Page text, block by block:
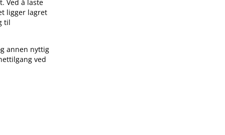
Ved å laste
ligger lagret
til
annen nyttig
ved